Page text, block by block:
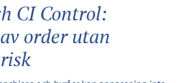
CI Control:
order utan